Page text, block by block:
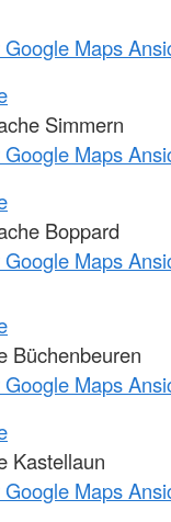
Maps
Simmern
Maps
Boppard
Maps
Büchenbeuren
Maps
Kastellaun
Maps